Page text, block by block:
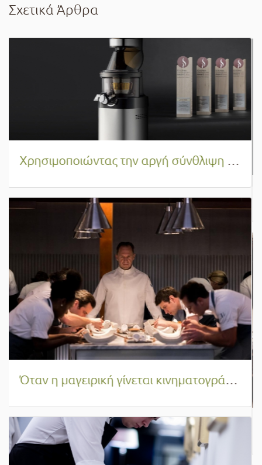
Σχετικά Άρθρα
Αξιολογώντας το Heinzelmann Pro Chef και η ουσία του στη σύγχρονη κουζίνα
Βρώσιμα Έντομα: Η επερχόμενη γαστρονομική επανάσταση που κατακτά τις κουζίνες του μέλλοντος